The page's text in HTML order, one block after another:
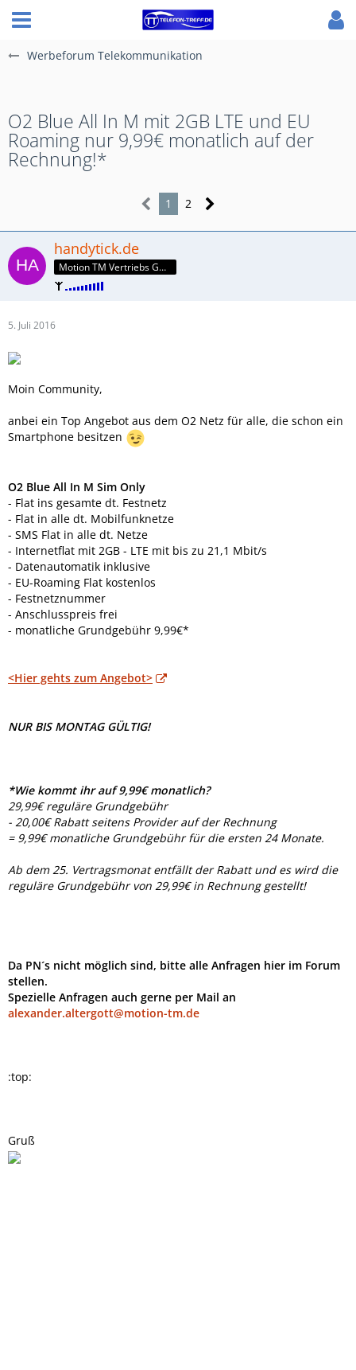
Werbeforum Telekommunikation
O2 Blue All In M mit 2GB LTE und EU
Roaming nur 9,99€ monatlich auf der
Rechnung!*
1 2
handytick.de
Motion TM Vertriebs GmbH
5. Juli 2016
Moin Community,
anbei ein Top Angebot aus dem O2 Netz für alle, die schon ein
Smartphone besitzen
O2 Blue All In M Sim Only
- Flat ins gesamte dt. Festnetz
- Flat in alle dt. Mobilfunknetze
- SMS Flat in alle dt. Netze
- Internetflat mit 2GB - LTE mit bis zu 21,1 Mbit/s
- Datenautomatik inklusive
- EU-Roaming Flat kostenlos
- Festnetznummer
- Anschlusspreis frei
- monatliche Grundgebühr 9,99€*
<Hier gehts zum Angebot>
NUR BIS MONTAG GÜLTIG!
*Wie kommt ihr auf 9,99€ monatlich?
29,99€ reguläre Grundgebühr
- 20,00€ Rabatt seitens Provider auf der Rechnung
= 9,99€ monatliche Grundgebühr für die ersten 24 Monate.
Ab dem 25. Vertragsmonat entfällt der Rabatt und es wird die
reguläre Grundgebühr von 29,99€ in Rechnung gestellt!
Da PN´s nicht möglich sind, bitte alle Anfragen hier im Forum
stellen.
Spezielle Anfragen auch gerne per Mail an
alexander.altergott@motion-tm.de
:top:
Gruß